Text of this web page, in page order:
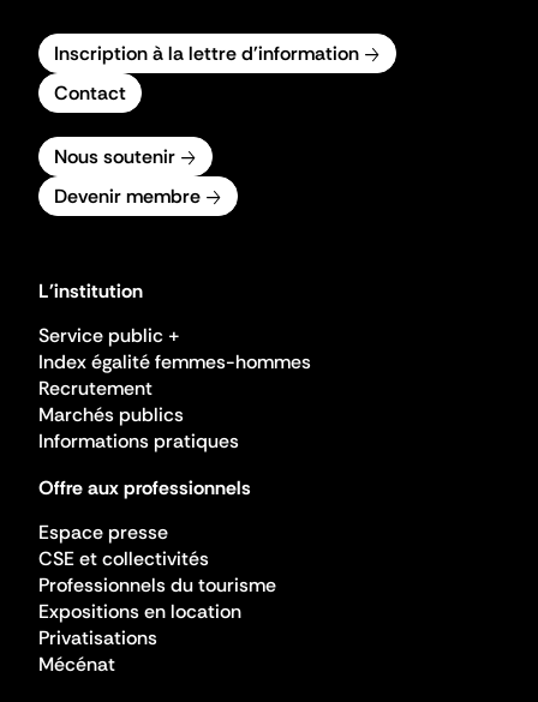
Inscription à la lettre d'information
Contact
Nous soutenir
Devenir membre
L'institution
Service public +
Index égalité femmes-hommes
Recrutement
Marchés publics
Informations pratiques
Offre aux professionnels
Espace presse
CSE et collectivités
Professionnels du tourisme
Expositions en location
Privatisations
Mécénat